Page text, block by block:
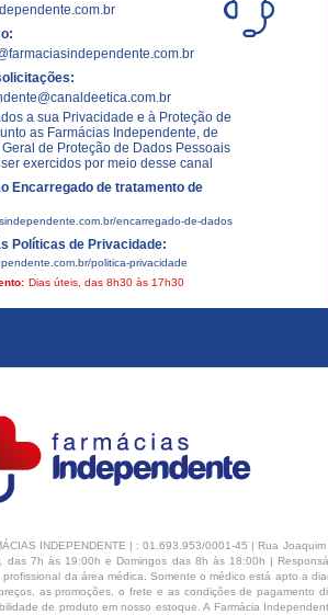
a sua Privacidade e à Proteção de
as Farmácias Independente, de
de Proteção de Dados Pessoais
exercidos por meio desse canal
Encarregado de tratamento de
encarregado-de-dados
Políticas de Privacidade:
politica-privacidade
Dias úteis, das 8h30 às 17h30
INDEPENDENTE | : 01.693.953/0001-45 | Rua
7h às 19:00h e Domingos das 8h às 18:00h |
da área médica. Somente o médico está apto a
as promoções, o frete e as condições de
de produto em nosso estoque. A Farmácia